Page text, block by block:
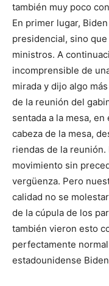
también muy poco
En primer lugar,
presidencial, sino
ministros. A
incomprensible de
mirada y dijo algo
de la reunión del
sentada a la mesa,
cabeza de la mesa,
riendas de la
movimiento sin
vergüenza. Pero
calidad no se
de la cúpula de los
también vieron esto
perfectamente
estadounidense